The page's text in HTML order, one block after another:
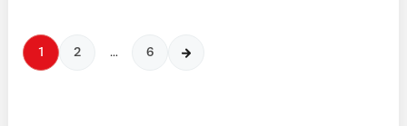
1 2 … 6